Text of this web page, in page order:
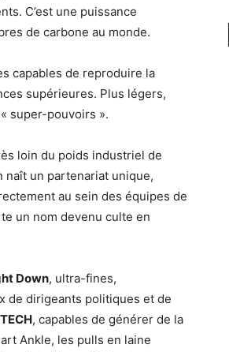
C’est une puissance
de carbone au monde.
capables de reproduire la
supérieures. Plus légers,
super-pouvoirs ».
loin du poids industriel de
naît un partenariat unique,
au sein des équipes de
un nom devenu culte en
Down, ultra-fines,
de dirigeants politiques et de
, capables de générer de la
Ankle, les pulls en laine